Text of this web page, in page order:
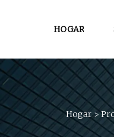
HOGAR
Hogar>